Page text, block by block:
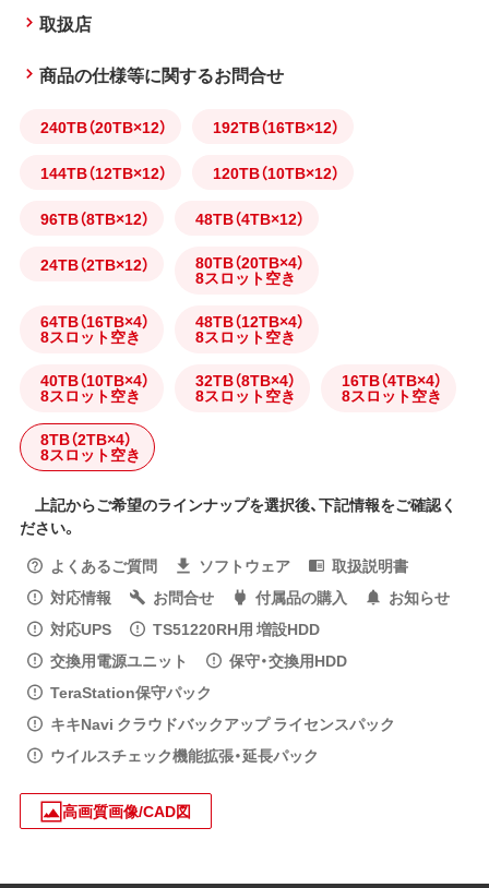
取扱店
商品の仕様等に関するお問合せ
240TB（20TB×12） 192TB（16TB×12）
144TB（12TB×12） 120TB（10TB×12）
96TB（8TB×12） 48TB（4TB×12）
24TB（2TB×12） 80TB（20TB×4）
8スロット空き
64TB（16TB×4）
8スロット空き
48TB（12TB×4）
8スロット空き
40TB（10TB×4）
8スロット空き
32TB（8TB×4）
8スロット空き
16TB（4TB×4）
8スロット空き
8TB（2TB×4）
8スロット空き
上記からご希望のラインナップを選択後、下記情報をご確認く
ださい。
よくあるご質問
ソフトウェア
取扱説明書
対応情報
お問合せ 付属品の購入
お知らせ
対応UPS
TS51220RH用 増設HDD
交換用電源ユニット
保守・交換用HDD
TeraStation保守パック
キキNavi クラウドバックアップ ライセンスパック
ウイルスチェック機能拡張・延長パック
高画質画像/CAD図